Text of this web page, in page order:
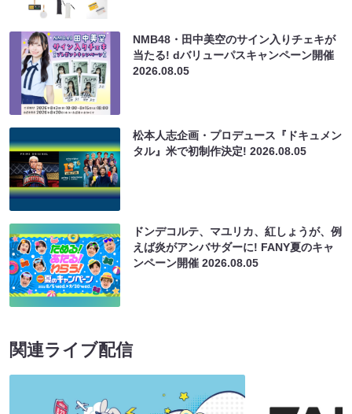
NMB48・田中美空のサイン入りチェキが
当たる! dバリューパスキャンペーン開催
2026.08.05
松本人志企画・プロデュース『ドキュメン
タル』米で初制作決定!2026.08.05
ドンデコルテ、マユリカ、紅しょうが、例
えば炎がアンバサダーに! FANY夏のキャ
ンペーン開催2026.08.05
関連ライブ配信